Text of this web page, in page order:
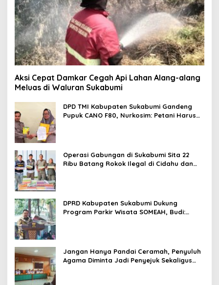
Aksi Cepat Damkar Cegah Api Lahan Alang-alang
Meluas di Waluran Sukabumi
DPD TMI Kabupaten Sukabumi Gandeng
Pupuk CANO F80, Nurkosim: Petani Harus
Operasi Gabungan di Sukabumi Sita 22
Ribu Batang Rokok Ilegal di Cidahu dan
DPRD Kabupaten Sukabumi Dukung
Program Parkir Wisata SOMEAH, Budi:
Jangan Hanya Pandai Ceramah, Penyuluh
Agama Diminta Jadi Penyejuk Sekaligus